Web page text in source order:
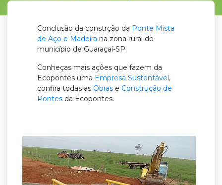
Conclusão da constrção da Ponte Mista
de Aço e Madeira na zona rural do
município de Guaraçaí-SP.
Conheças mais ações que fazem da
Ecopontes uma Empresa Sustentável,
confira todas as Obras e Construção de
Pontes da Ecopontes.